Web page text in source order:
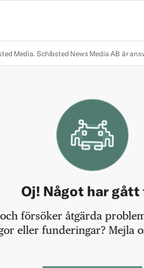
Media. Schibsted News Media AB är
Oj! Något har gått
försöker åtgärda
eller funderingar? Mejla